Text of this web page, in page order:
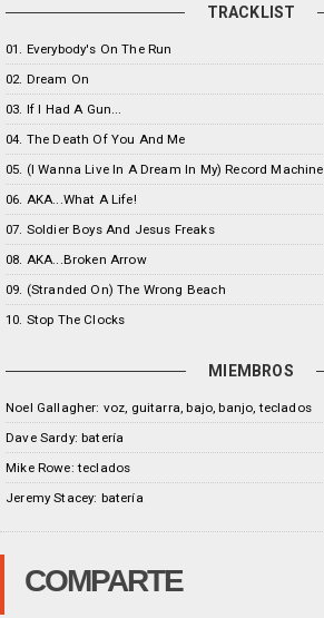
TRACKLIST
01. Everybody's On The Run
02. Dream On
03. If I Had A Gun...
04. The Death Of You And Me
05. (I Wanna Live In A Dream In My) Record Machine
06. AKA...What A Life!
07. Soldier Boys And Jesus Freaks
08. AKA...Broken Arrow
09. (Stranded On) The Wrong Beach
10. Stop The Clocks
MIEMBROS
Noel Gallagher: voz, guitarra, bajo, banjo, teclados
Dave Sardy: batería
Mike Rowe: teclados
Jeremy Stacey: batería
COMPARTE